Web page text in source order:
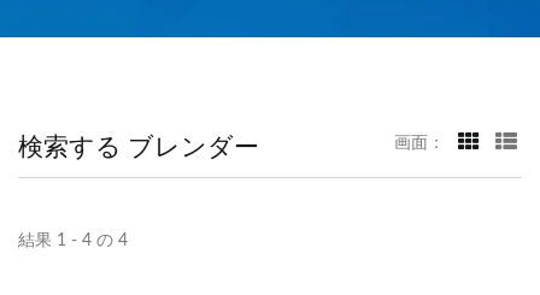
届けします。
検索する ブレンダー 画面：
結果 1 - 4 の 4